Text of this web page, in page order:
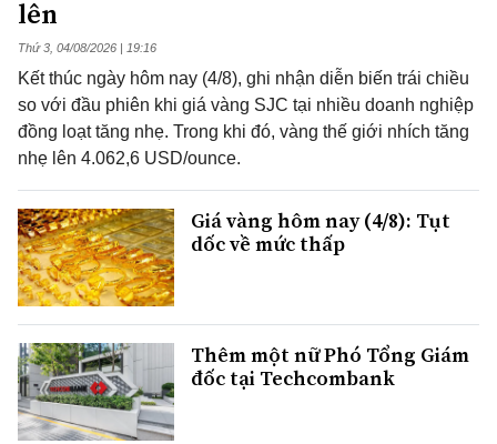
lên
Thứ 3, 04/08/2026 | 19:16
Kết thúc ngày hôm nay (4/8), ghi nhận diễn biến trái chiều
so với đầu phiên khi giá vàng SJC tại nhiều doanh nghiệp
đồng loạt tăng nhẹ. Trong khi đó, vàng thế giới nhích tăng
nhẹ lên 4.062,6 USD/ounce.
Giá vàng hôm nay (4/8): Tụt
dốc về mức thấp
Thêm một nữ Phó Tổng Giám
đốc tại Techcombank